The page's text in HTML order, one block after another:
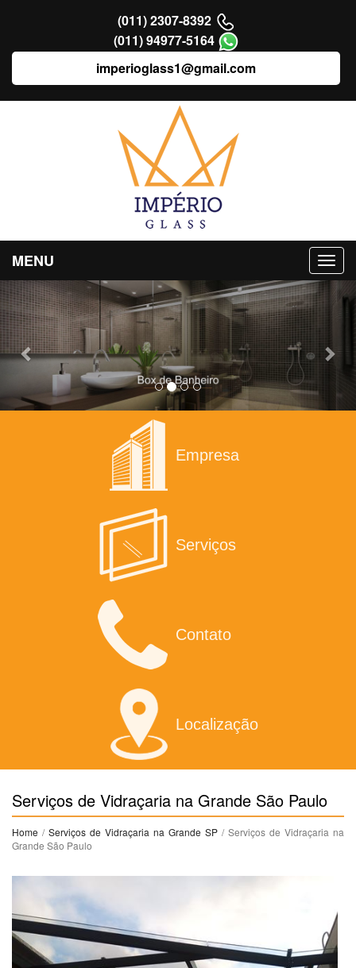
(011) 2307-8392
(011) 94977-5164
imperioglass1@gmail.com
MENU
Previous
Empresa
Serviços
Contato
Localização
Serviços de Vidraçaria na Grande São Paulo
Home / Serviços de Vidraçaria na Grande SP / Serviços de Vidraçaria na
Grande São Paulo